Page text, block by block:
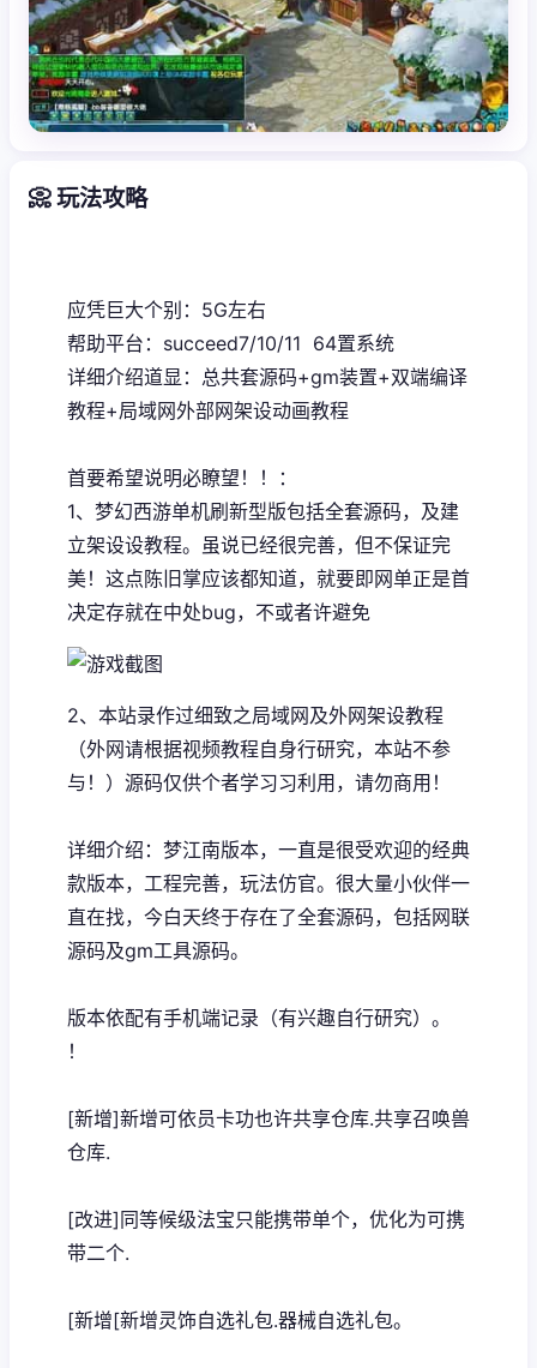
📀 玩法攻略
应凭巨大个别：5G左右
帮助平台：succeed7/10/11 64置系统
详细介绍道显：总共套源码+gm装置+双端编译
教程+局域网外部网架设动画教程
首要希望说明必瞭望！！：
1、 梦幻西游单机刷新型版包括全套源码，及建
立架设设教程。虽说已经很完善，但不保证完
美！这点陈旧掌应该都知道，就要即网单正是首
决定存就在中处bug，不或者许避免
2、本站录作过细致之局域网及外网架设教程
（外网请根据视频教程自身行研究，本站不参
与！）源码仅供个者学习习利用，请勿商用！
详细介绍：梦江南版本，一直是很受欢迎的经典
款版本，工程完善，玩法仿官。很大量小伙伴一
直在找，今白天终于存在了全套源码，包括网联
源码及gm工具源码。
版本依配有手机端记录（有兴趣自行研究）。
！
[新增]新增可依员卡功也许共享仓库.共享召唤兽
仓库.
[改进]同等候级法宝只能携带单个，优化为可携
带二个.
[新增[新增灵饰自选礼包.器械自选礼包。